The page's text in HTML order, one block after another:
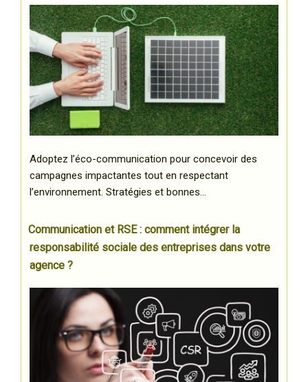
Adoptez l’éco-communication pour concevoir des
campagnes impactantes tout en respectant
l’environnement. Stratégies et bonnes…
Communication et RSE : comment intégrer la
responsabilité sociale des entreprises dans votre
agence ?